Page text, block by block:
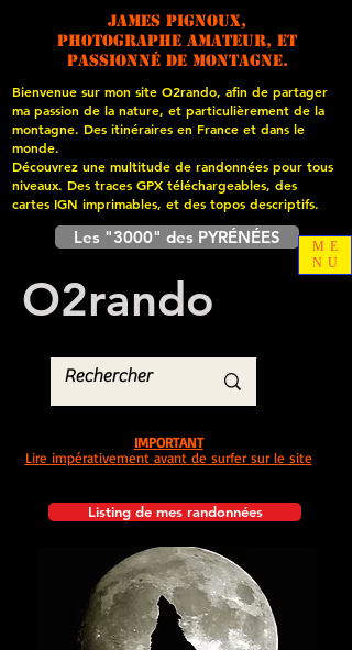
James PIGNOUX,
photographe amateur, et
passionné de montagne.
Bienvenue sur mon site O2rando, afin de partager
ma passion de la nature, et particulièrement de la
montagne. Des itinéraires en France et dans le
monde.
Découvrez une multitude de randonnées pour tous
niveaux. Des traces GPX téléchargeables, des
cartes IGN imprimables, et des topos descriptifs.
Les "3000" des PYRÉNÉES
O2rando
Listing de mes randonnées
IMPORTANT
Lire impérativement avant de surfer sur le site
ME
NU